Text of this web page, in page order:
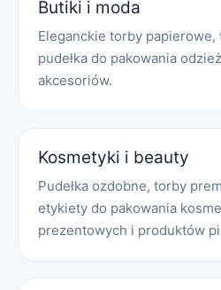
Butiki i moda
Eleganckie torby
pudełka do pakowania
akcesoriów.
Kosmetyki i beauty
Pudełka ozdobne, torby
etykiety do pakowania
prezentowych i produktów